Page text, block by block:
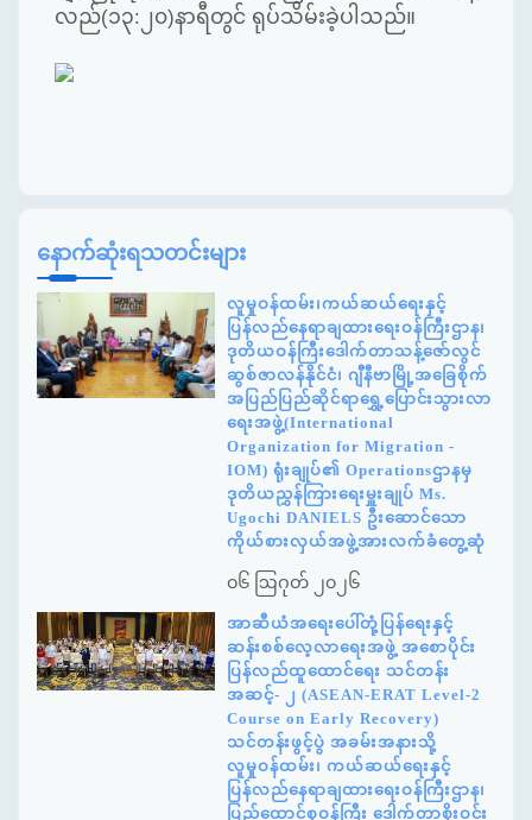
လည်(၁၃:၂၀)နာရီတွင် ရုပ်သိမ်းခဲ့ပါသည်။
နောက်ဆုံးရသတင်းများ
လူမှုဝန်ထမ်း၊ကယ်ဆယ်ရေးနှင့်
ပြန်လည်နေရာချထားရေးဝန်ကြီးဌာန၊
ဒုတိယဝန်ကြီးဒေါက်တာသန့်ဇော်လွင်
ဆွစ်ဇာလန်နိုင်ငံ၊ ဂျီနီဗာမြို့အခြေစိုက်
အပြည်ပြည်ဆိုင်ရာရွှေ့ပြောင်းသွားလာ
ရေးအဖွဲ့(International
Organization for Migration -
IOM) ရုံးချုပ်၏ Operationsဌာနမှ
ဒုတိယညွှန်ကြားရေးမှူးချုပ် Ms.
Ugochi DANIELS ဦးဆောင်သော
ကိုယ်စားလှယ်အဖွဲ့အားလက်ခံတွေ့ဆုံ
၀၆ ဩဂုတ် ၂၀၂၆
အာဆီယံအရေးပေါ်တုံ့ပြန်ရေးနှင့်
ဆန်းစစ်လေ့လာရေးအဖွဲ့ အစောပိုင်း
ပြန်လည်ထူထောင်ရေး သင်တန်း
အဆင့်- ၂ (ASEAN-ERAT Level-2
Course on Early Recovery)
သင်တန်းဖွင့်ပွဲ အခမ်းအနားသို့
လူမှုဝန်ထမ်း၊ ကယ်ဆယ်ရေးနှင့်
ပြန်လည်နေရာချထားရေးဝန်ကြီးဌာန၊
ပြည်ထောင်စုဝန်ကြီး ဒေါက်တာစိုးဝင်း